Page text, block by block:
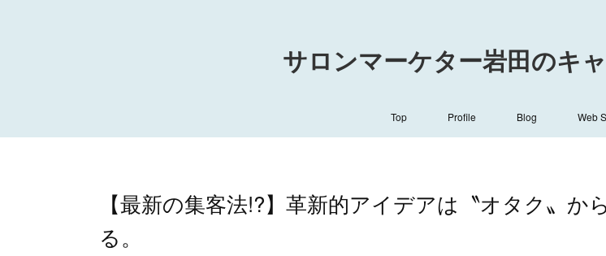
サロンマーケター岩田のキ
Top Profile Blog Web
【最新の集客法!?】革新的アイデアは〝オタク〟か
る。